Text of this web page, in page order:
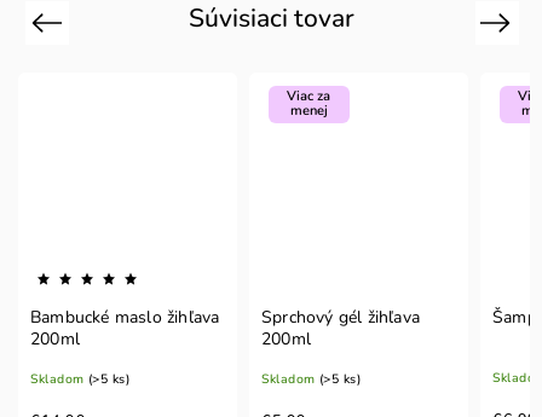
Súvisiaci tovar
Previous
žihľava
Sprchový gél žihľava
Skladom
Šampón žihľava 200ml
Skladom
Next